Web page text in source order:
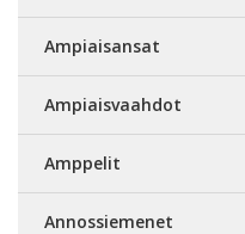
Ampiaisansat
Ampiaisvaahdot
Amppelit
Annossiemenet